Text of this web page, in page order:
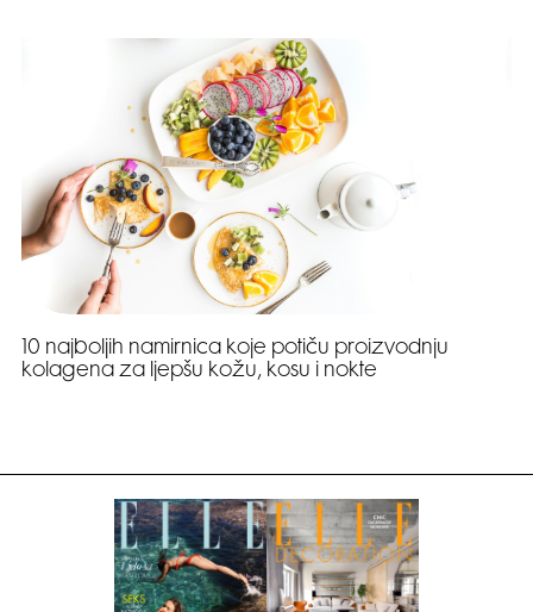
10 najboljih namirnica koje potiču proizvodnju
kolagena za ljepšu kožu, kosu i nokte